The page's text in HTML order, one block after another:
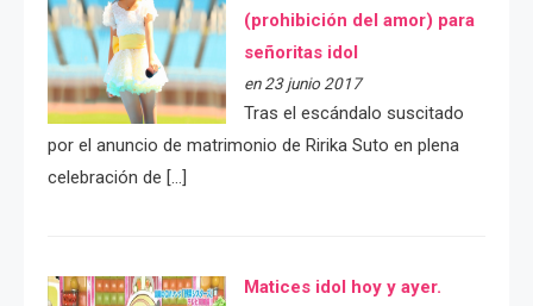
(prohibición del amor) para
señoritas idol
en 23 junio 2017
Tras el escándalo suscitado
por el anuncio de matrimonio de Ririka Suto en plena
celebración de […]
Matices idol hoy y ayer.